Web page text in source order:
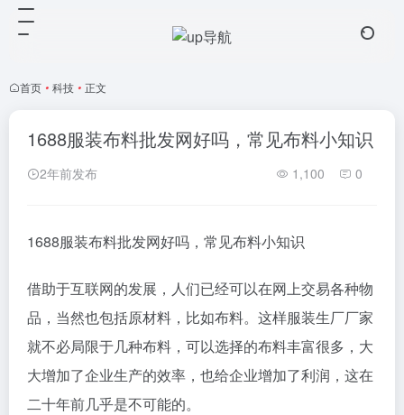
首页 • 科技 • 正文
1688服装布料批发网好吗，常见布料小知识
2年前发布 1,100 0
1688服装布料批发网好吗，常见布料小知识
借助于互联网的发展，人们已经可以在网上交易各种物
品，当然也包括原材料，比如布料。这样服装生厂厂家
就不必局限于几种布料，可以选择的布料丰富很多，大
大增加了企业生产的效率，也给企业增加了利润，这在
二十年前几乎是不可能的。